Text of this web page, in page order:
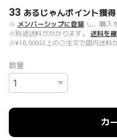
33 あるじゃんポイント獲得
※ メンバーシップに登録 し、購入
※別途送料がかかります。
送料を
※¥10,000以上のご注文で国内送料
数量
カ